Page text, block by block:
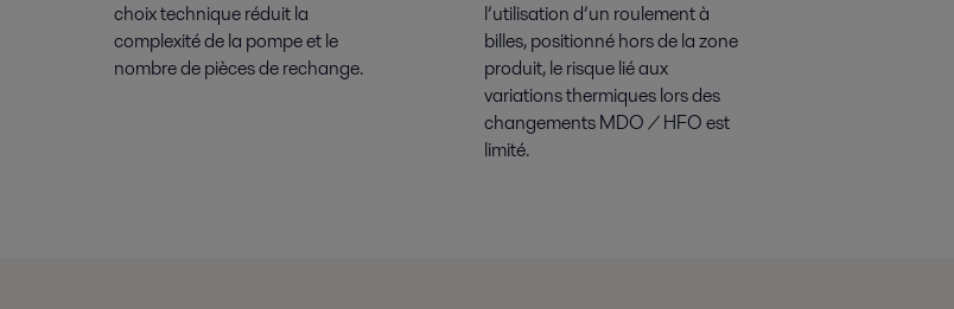
choix technique réduit la
complexité de la pompe et le
nombre de pièces de rechange.
l’utilisation d’un roulement à
billes, positionné hors de la zone
produit, le risque lié aux
variations thermiques lors des
changements MDO / HFO est
limité.